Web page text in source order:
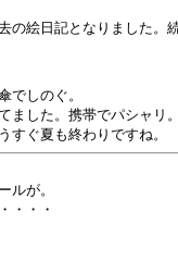
の絵日記となりました。
でしのぐ。
ました。携帯でパシャリ
すぐ夏も終わりですね。
ルが。
・・・